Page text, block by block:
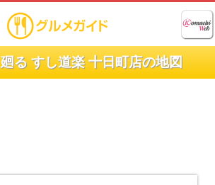
廻る すし道楽 十日町店の地図